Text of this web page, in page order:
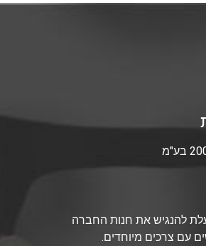
להנגיש את חנות החברה
עם צרכים מיוחדים.